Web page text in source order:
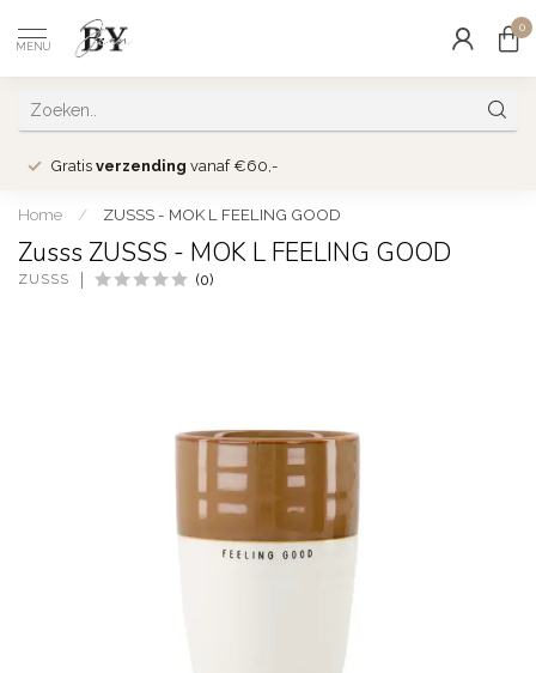
MENU
0
Gratis verzending vanaf €60,-
Home / ZUSSS - MOK L FEELING GOOD
Zusss ZUSSS - MOK L FEELING GOOD
ZUSSS (0)